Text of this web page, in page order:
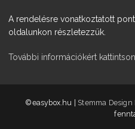
A rendelésre vonatkoztatott
oldalunkon részletezzük.
További információkért
­©easybox.hu | Stemma Design